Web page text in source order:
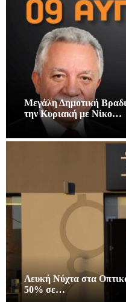
Μεγάλη Δημοτική
την Κυριακή με Νίκο…
Λευκή Νύχτα στα
50% σε…